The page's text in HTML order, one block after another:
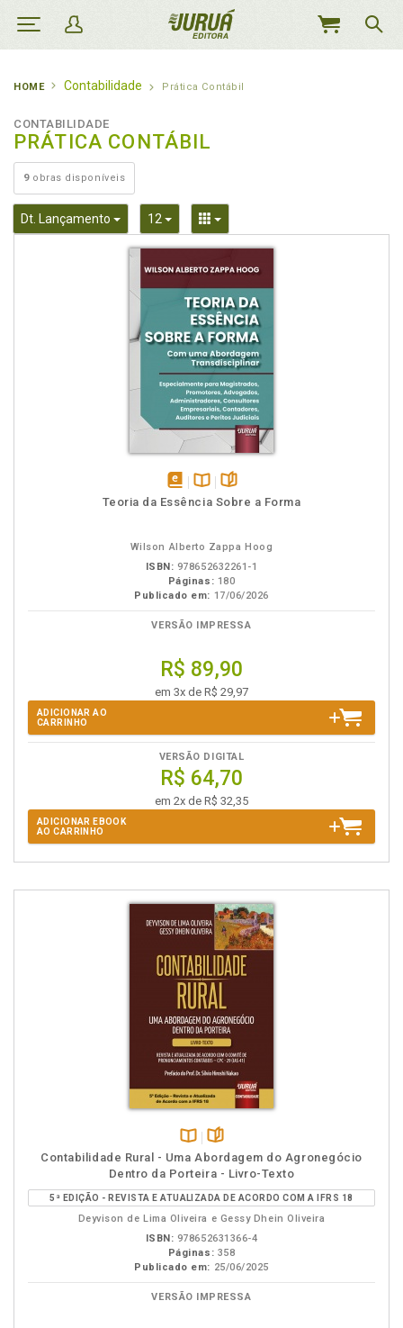
MEU
HOME Contabilidade Prática Contábil
CONTABILIDADE
PRÁTICA CONTÁBIL
9obras disponíveis
Dt. Lançamento Toggle Dropdown
12 Toggle DropdownToggle Dropdown
disponívelDisponível
páginas
Teoria da Essência Sobre a Forma
Wilson Alberto Zappa Hoog
ISBN: 978652632261-1
Páginas: 180
Publicado em: 17/06/2026
VERSÃO IMPRESSA
R$ 89,90
em 3x de R$ 29,97
ADICIONAR AO
CARRINHO
VERSÃO DIGITAL
R$ 64,70
em 2x de R$ 32,35
ADICIONAR EBOOK
AO CARRINHO
Disponível
na
B.V.
páginas
Contabilidade Rural - Uma Abordagem do Agronegócio
Dentro da Porteira - Livro-Texto
5ª EDIÇÃO - REVISTA E ATUALIZADA DE ACORDO COM A IFRS 18
Deyvison de Lima Oliveira e Gessy Dhein Oliveira
ISBN: 978652631366-4
Páginas: 358
Publicado em: 25/06/2025
VERSÃO IMPRESSA